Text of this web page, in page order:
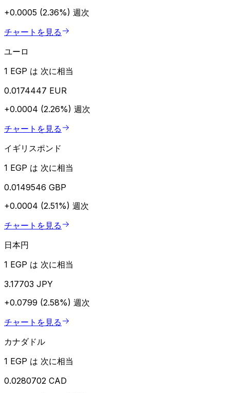
+0.0005 (2.36%) 週次
チャートを見る
ユーロ
1 EGP は 次に相当
0.0174447 EUR
+0.0004 (2.26%) 週次
チャートを見る
イギリスポンド
1 EGP は 次に相当
0.0149546 GBP
+0.0004 (2.51%) 週次
チャートを見る
日本円
1 EGP は 次に相当
3.17703 JPY
+0.0799 (2.58%) 週次
チャートを見る
カナダドル
1 EGP は 次に相当
0.0280702 CAD